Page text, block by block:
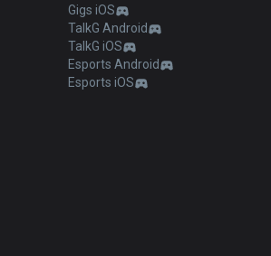
Gigs iOS
TalkG Android
TalkG iOS
Esports Android
Esports iOS